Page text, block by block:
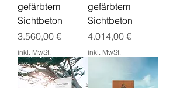
gefärbtem
Sichtbeton
Preis
3.560,00 €
inkl. MwSt.
gefärbtem
Sichtbeton
Preis
4.014,00 €
inkl. MwSt.